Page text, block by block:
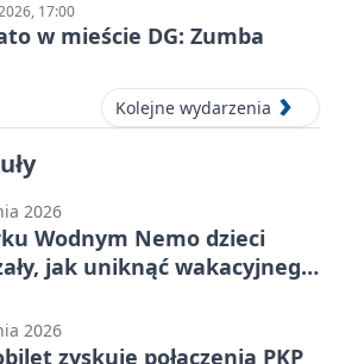
17:00
w mieście DG: Zumba
Kolejne wydarzenia
2026
Wodnym Nemo dzieci
jak uniknąć wakacyjnego
2026
zyskuje połączenia PKP